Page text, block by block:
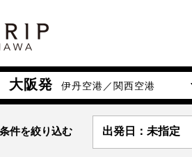
大阪発 伊丹空港／関西空港
件を絞り込む 出発日：未指定